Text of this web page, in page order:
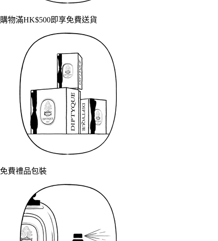
購物滿HK$500即享免費送貨
免費禮品包裝